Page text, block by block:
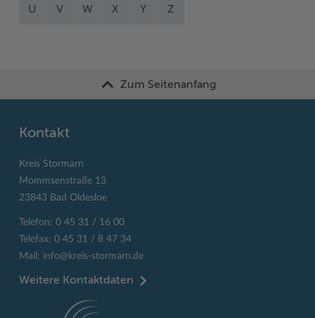
U V W X Y Z
Zum Seitenanfang
Kontakt
Kreis Stormarn
Mommsenstraße 13
23843 Bad Oldesloe
Telefon: 0 45 31 / 16 00
Telefax: 0 45 31 / 8 47 34
Mail: info@kreis-stormarn.de
Weitere Kontaktdaten